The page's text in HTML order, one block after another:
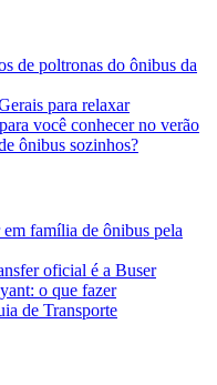
de poltronas do ônibus da
para relaxar
você conhecer no verão
ônibus sozinhos?
família de ônibus pela
oficial é a Buser
o que fazer
de Transporte